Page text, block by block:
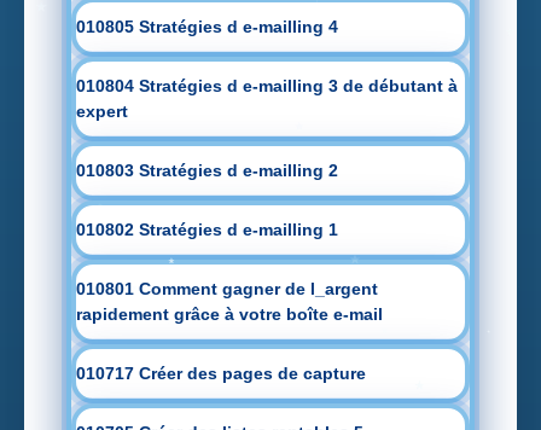
010805 Stratégies d e-mailling 4
010804 Stratégies d e-mailling 3 de débutant à
expert
010803 Stratégies d e-mailling 2
010802 Stratégies d e-mailling 1
010801 Comment gagner de l_argent
rapidement grâce à votre boîte e-mail
010717 Créer des pages de capture